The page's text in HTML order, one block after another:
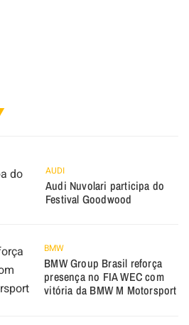
AUDI
Audi Nuvolari participa do
Festival Goodwood
BMW
BMW Group Brasil reforça
presença no FIA WEC com
vitória da BMW M Motorsport